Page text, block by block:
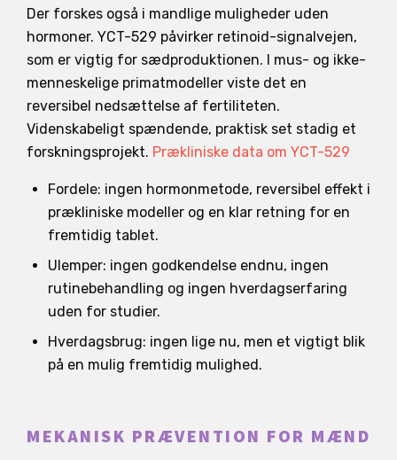
Der forskes også i mandlige muligheder uden
hormoner. YCT-529 påvirker retinoid-signalvejen,
som er vigtig for sædproduktionen. I mus- og ikke-
menneskelige primatmodeller viste det en
reversibel nedsættelse af fertiliteten.
Videnskabeligt spændende, praktisk set stadig et
forskningsprojekt. Prækliniske data om YCT-529
Fordele: ingen hormonmetode, reversibel effekt i
prækliniske modeller og en klar retning for en
fremtidig tablet.
Ulemper: ingen godkendelse endnu, ingen
rutinebehandling og ingen hverdagserfaring
uden for studier.
Hverdagsbrug: ingen lige nu, men et vigtigt blik
på en mulig fremtidig mulighed.
MEKANISK PRÆVENTION FOR MÆND